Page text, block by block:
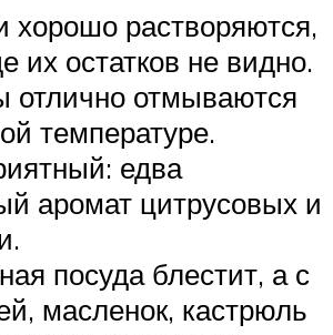
хорошо растворяются,
их остатков не видно.
отлично отмываются
температуре.
едва
аромат цитрусовых и
посуда блестит, а с
масленок, кастрюль